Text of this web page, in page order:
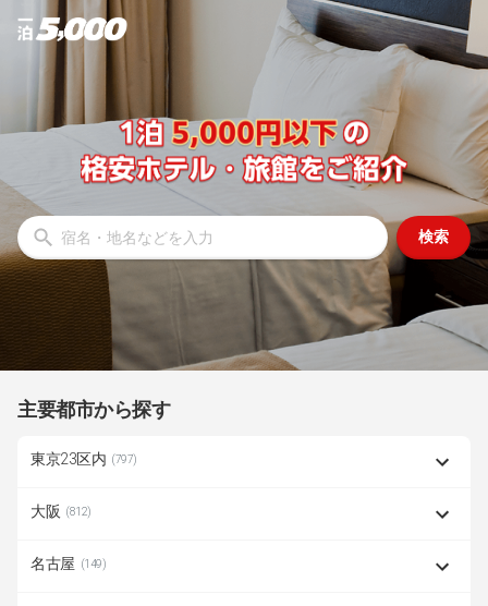
検索
主要都市から探す
東京23区内 (797)
大阪 (812)
名古屋 (149)